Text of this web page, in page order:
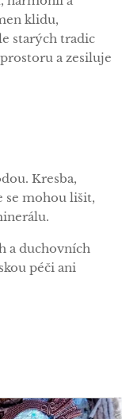
klidu,
starých tradic
a zesiluje
Kresba,
se mohou lišit,
a duchovních
péči ani